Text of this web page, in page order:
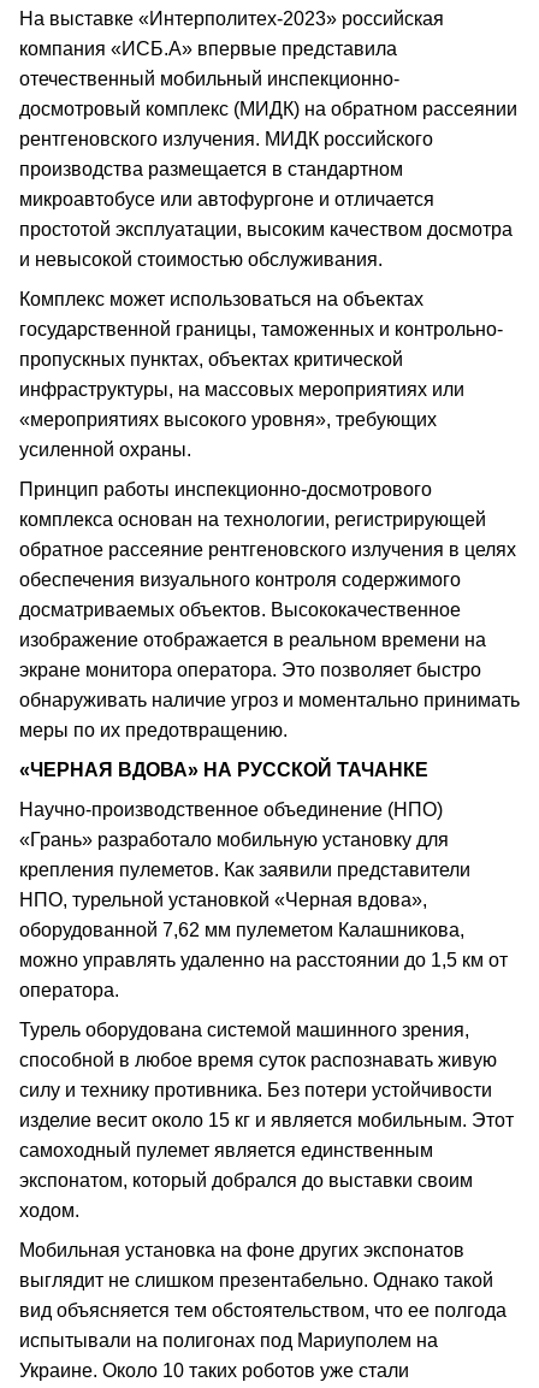
На выставке «Интерполитех-2023» российская
компания «ИСБ.А» впервые представила
отечественный мобильный инспекционно-
досмотровый комплекс (МИДК) на обратном рассеянии
рентгеновского излучения. МИДК российского
производства размещается в стандартном
микроавтобусе или автофургоне и отличается
простотой эксплуатации, высоким качеством досмотра
и невысокой стоимостью обслуживания.
Комплекс может использоваться на объектах
государственной границы, таможенных и контрольно-
пропускных пунктах, объектах критической
инфраструктуры, на массовых мероприятиях или
«мероприятиях высокого уровня», требующих
усиленной охраны.
Принцип работы инспекционно-досмотрового
комплекса основан на технологии, регистрирующей
обратное рассеяние рентгеновского излучения в целях
обеспечения визуального контроля содержимого
досматриваемых объектов. Высококачественное
изображение отображается в реальном времени на
экране монитора оператора. Это позволяет быстро
обнаруживать наличие угроз и моментально принимать
меры по их предотвращению.
«ЧЕРНАЯ ВДОВА» НА РУССКОЙ ТАЧАНКЕ
Научно-производственное объединение (НПО)
«Грань» разработало мобильную установку для
крепления пулеметов. Как заявили представители
НПО, турельной установкой «Черная вдова»,
оборудованной 7,62 мм пулеметом Калашникова,
можно управлять удаленно на расстоянии до 1,5 км от
оператора.
Турель оборудована системой машинного зрения,
способной в любое время суток распознавать живую
силу и технику противника. Без потери устойчивости
изделие весит около 15 кг и является мобильным. Этот
самоходный пулемет является единственным
экспонатом, который добрался до выставки своим
ходом.
Мобильная установка на фоне других экспонатов
выглядит не слишком презентабельно. Однако такой
вид объясняется тем обстоятельством, что ее полгода
испытывали на полигонах под Мариуполем на
Украине. Около 10 таких роботов уже стали